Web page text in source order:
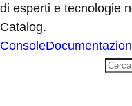
di esperti e tecnologie
Catalog.
Console